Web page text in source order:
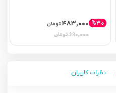
۴۸۳,۰۰۰ تومان
۶۹۰,۰۰۰تومان
%۳۰
نظرات کاربران